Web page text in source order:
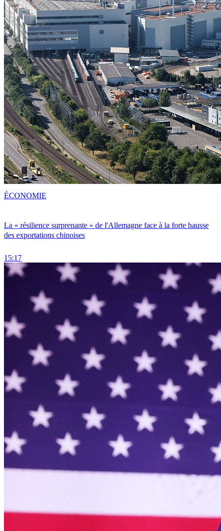
La « résilience surprenante » de l'Allemagne face à la forte hausse
des exportations chinoises
15:17
ÉCONOMIE